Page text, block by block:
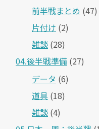
前半戦まとめ (47)
片付け (2)
雑談 (28)
04.後半戦準備 (27)
データ (6)
道具 (18)
雑談 (4)